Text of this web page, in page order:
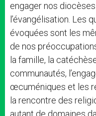
engager nos
l’évangélisation. Les
évoquées sont les
de nos
la famille, la
communautés,
œcuméniques et les
la rencontre des
autant de domaines